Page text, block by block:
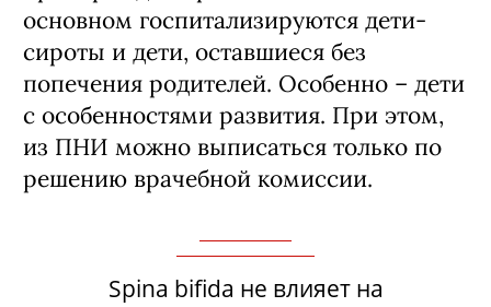
основном госпитализируются дети-
сироты и дети, оставшиеся без
попечения родителей. Особенно – дети
с особенностями развития. При этом,
из ПНИ можно выписаться только по
решению врачебной комиссии.
Spina bifida не влияет на